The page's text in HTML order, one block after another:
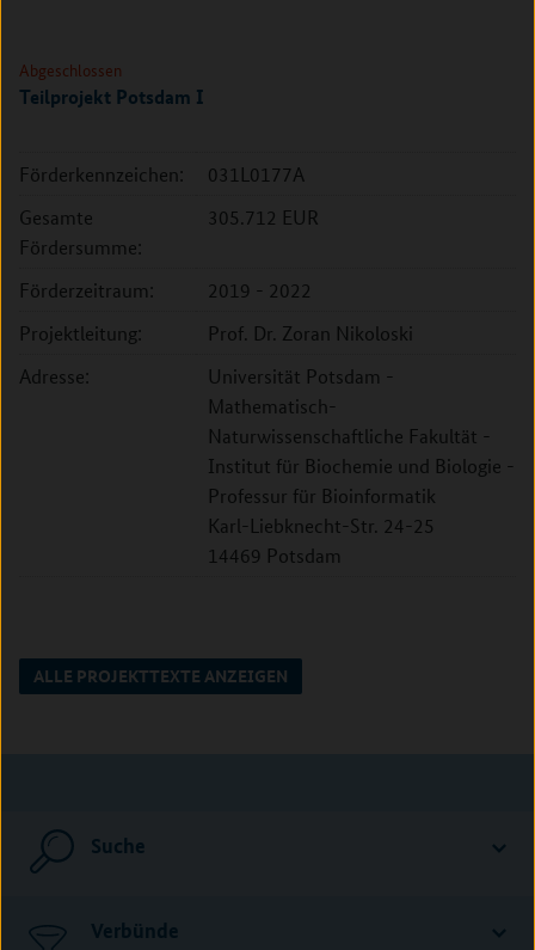
Abgeschlossen
Teilprojekt Potsdam I
Förderkennzeichen:
031L0177A
Gesamte
Fördersumme:
305.712 EUR
Förderzeitraum:
2019 - 2022
Projektleitung:
Prof. Dr. Zoran Nikoloski
Adresse:
Universität Potsdam -
Mathematisch-
Naturwissenschaftliche Fakultät -
Institut für Biochemie und Biologie -
Professur für Bioinformatik
Karl-Liebknecht-Str. 24-25
14469 Potsdam
ALLE PROJEKTTEXTE ANZEIGEN
Suche
Verbünde